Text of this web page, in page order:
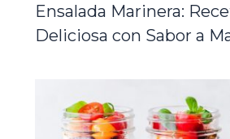
Ensalada Marinera:
Deliciosa con Sabor a